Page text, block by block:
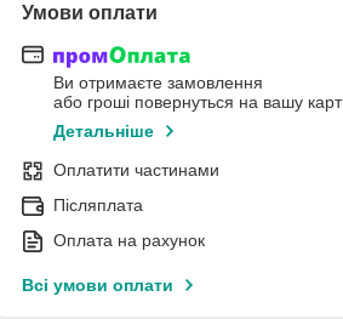
Умови оплати
Ви отримаєте замовлення
або гроші повернуться на вашу
Детальніше
Оплатити частинами
Післяплата
Оплата на рахунок
Всі умови оплати